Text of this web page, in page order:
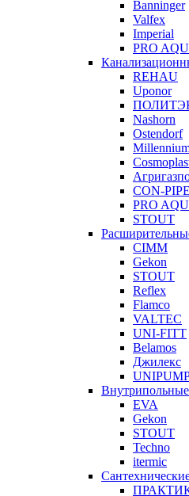
Banninger
Valfex
Imperial
PRO
REHAU
Uponor
Nashorn
Ostendorf
CON-
PRO
STOUT
CIMM
Gekon
STOUT
Reflex
Flamco
VALTEC
UNI-FITT
Belamos
Джилекс
EVA
Gekon
STOUT
Techno
itermic